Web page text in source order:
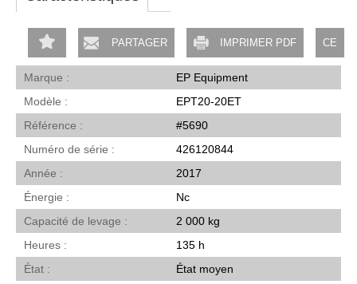
PARTAGER IMPRIMER PDF CE
Marque
EP Equipment
Modèle
EPT20-20ET
Référence
#5690
Numéro de série
426120844
Année
2017
Énergie
Nc
Capacité de levage
2 000 kg
Heures
135 h
État
État moyen